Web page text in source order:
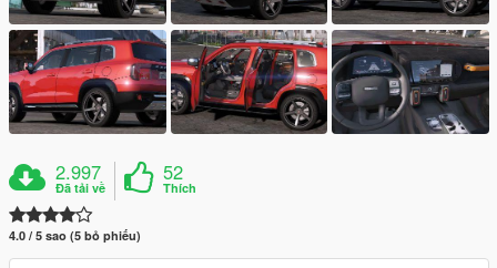
2.997
Đã tải về
52
Thích
4.0 / 5 sao (5 bỏ phiếu)